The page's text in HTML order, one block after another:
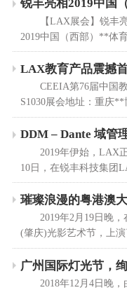
【LAX展会】锐丰
2019中国（西部）**体
LAX教育产品震撼
CEEIA第76届中国
S1030展会地址：重庆
2019年伊始，LAX
10日，在锐丰科技集团
璀璨浪漫的粤港澳
2019年2月19日晚
(肇庆)光影艺术节，上
广州国际灯光节，
2018年12月4日晚